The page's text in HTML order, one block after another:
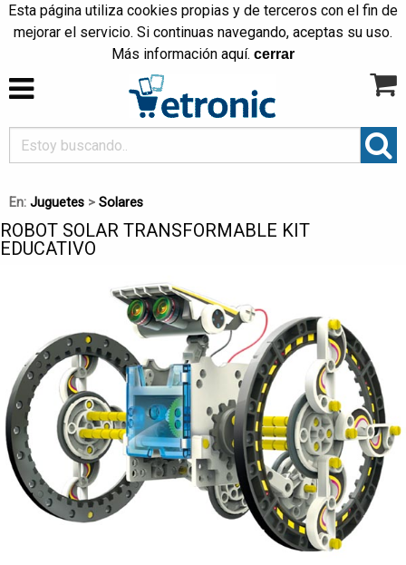
Esta página utiliza cookies propias y de terceros con el fin de
mejorar el servicio. Si continuas navegando, aceptas su uso.
Más información aquí. cerrar
En: Juguetes > Solares
ROBOT SOLAR TRANSFORMABLE KIT
EDUCATIVO